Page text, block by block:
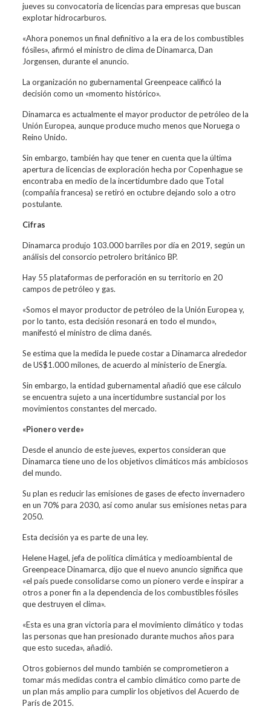
jueves su convocatoria de licencias para empresas que buscan
explotar hidrocarburos.
«Ahora ponemos un final definitivo a la era de los combustibles
fósiles», afirmó el ministro de clima de Dinamarca, Dan
Jorgensen, durante el anuncio.
La organización no gubernamental Greenpeace calificó la
decisión como un «momento histórico».
Dinamarca es actualmente el mayor productor de petróleo de la
Unión Europea, aunque produce mucho menos que Noruega o
Reino Unido.
Sin embargo, también hay que tener en cuenta que la última
apertura de licencias de exploración hecha por Copenhague se
encontraba en medio de la incertidumbre dado que Total
(compañía francesa) se retiró en octubre dejando solo a otro
postulante.
Cifras
Dinamarca produjo 103.000 barriles por día en 2019, según un
análisis del consorcio petrolero británico BP.
Hay 55 plataformas de perforación en su territorio en 20
campos de petróleo y gas.
«Somos el mayor productor de petróleo de la Unión Europea y,
por lo tanto, esta decisión resonará en todo el mundo»,
manifestó el ministro de clima danés.
Se estima que la medida le puede costar a Dinamarca alrededor
de US$1.000 milones, de acuerdo al ministerio de Energía.
Sin embargo, la entidad gubernamental añadió que ese cálculo
se encuentra sujeto a una incertidumbre sustancial por los
movimientos constantes del mercado.
«Pionero verde»
Desde el anuncio de este jueves, expertos consideran que
Dinamarca tiene uno de los objetivos climáticos más ambiciosos
del mundo.
Su plan es reducir las emisiones de gases de efecto invernadero
en un 70% para 2030, así como anular sus emisiones netas para
2050.
Esta decisión ya es parte de una ley.
Helene Hagel, jefa de política climática y medioambiental de
Greenpeace Dinamarca, dijo que el nuevo anuncio significa que
«el país puede consolidarse como un pionero verde e inspirar a
otros a poner fin a la dependencia de los combustibles fósiles
que destruyen el clima».
«Esta es una gran victoria para el movimiento climático y todas
las personas que han presionado durante muchos años para
que esto suceda», añadió.
Otros gobiernos del mundo también se comprometieron a
tomar más medidas contra el cambio climático como parte de
un plan más amplio para cumplir los objetivos del Acuerdo de
París de 2015.